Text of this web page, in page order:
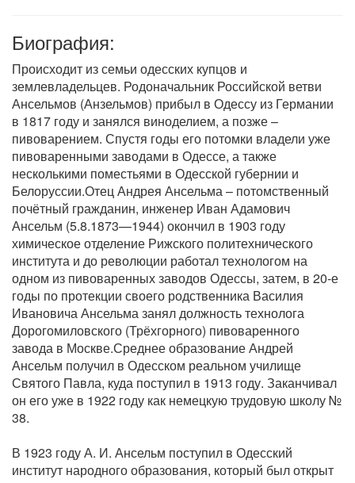
Биография:
Происходит из семьи одесских купцов и
землевладельцев. Родоначальник Российской ветви
Ансельмов (Анзельмов) прибыл в Одессу из Германии
в 1817 году и занялся виноделием, а позже –
пивоварением. Спустя годы его потомки владели уже
пивоваренными заводами в Одессе, а также
несколькими поместьями в Одесской губернии и
Белоруссии.Отец Андрея Ансельма – потомственный
почётный гражданин, инженер Иван Адамович
Ансельм (5.8.1873—1944) окончил в 1903 году
химическое отделение Рижского политехнического
института и до революции работал технологом на
одном из пивоваренных заводов Одессы, затем, в 20-е
годы по протекции своего родственника Василия
Ивановича Ансельма занял должность технолога
Дорогомиловского (Трёхгорного) пивоваренного
завода в Москве.Среднее образование Андрей
Ансельм получил в Одесском реальном училище
Святого Павла, куда поступил в 1913 году. Заканчивал
он его уже в 1922 году как немецкую трудовую школу №
38.
В 1923 году А. И. Ансельм поступил в Одесский
институт народного образования, который был открыт